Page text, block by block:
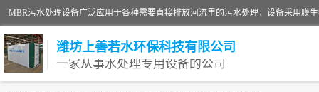
潍坊上善若水环保科技有限公司
一家从事水处理专用设备的公司